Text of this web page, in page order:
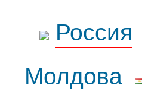
Россия
Молдова